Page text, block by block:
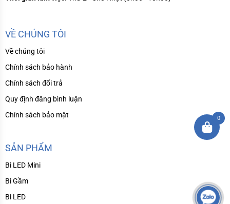
VỀ CHÚNG TÔI
Về chúng tôi
Chính sách bảo hành
Chính sách đổi trả
Quy định đăng bình luận
Chính sách bảo mật
SẢN PHẨM
Bi LED Mini
Bi Gầm
Bi LED
0